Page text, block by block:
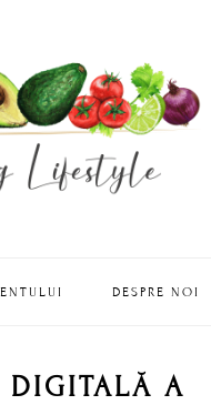
DESPRE NOI
DIGITALĂ A